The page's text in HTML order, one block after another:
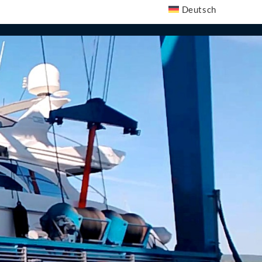
Deutsch